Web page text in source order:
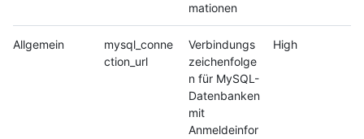
mationen
Allgemein
mysql_conne
ction_url
Verbindungs
zeichenfolge
n für MySQL-
Datenbanken
mit
Anmeldeinfor
High